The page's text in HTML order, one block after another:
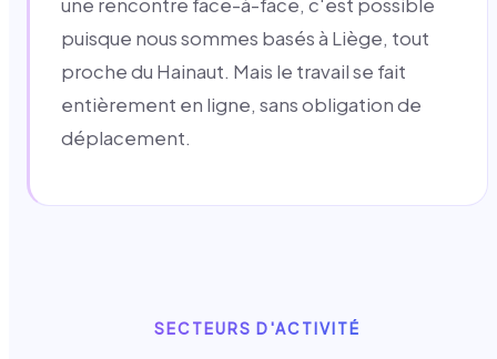
une rencontre face-à-face, c'est possible
puisque nous sommes basés à Liège, tout
proche du Hainaut. Mais le travail se fait
entièrement en ligne, sans obligation de
déplacement.
SECTEURS D'ACTIVITÉ